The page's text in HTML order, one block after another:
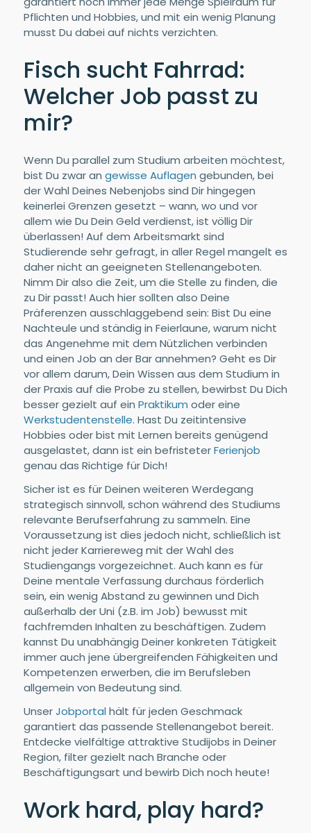
Pflichten und Hobbies, und mit ein wenig Planung
musst Du dabei auf nichts verzichten.
Fisch sucht Fahrrad:
Welcher Job passt zu
mir?
Wenn Du parallel zum Studium arbeiten möchtest,
bist Du zwar an gewisse Auflagen gebunden, bei
der Wahl Deines Nebenjobs sind Dir hingegen
keinerlei Grenzen gesetzt – wann, wo und vor
allem wie Du Dein Geld verdienst, ist völlig Dir
überlassen! Auf dem Arbeitsmarkt sind
Studierende sehr gefragt, in aller Regel mangelt es
daher nicht an geeigneten Stellenangeboten.
Nimm Dir also die Zeit, um die Stelle zu finden, die
zu Dir passt! Auch hier sollten also Deine
Präferenzen ausschlaggebend sein: Bist Du eine
Nachteule und ständig in Feierlaune, warum nicht
das Angenehme mit dem Nützlichen verbinden
und einen Job an der Bar annehmen? Geht es Dir
vor allem darum, Dein Wissen aus dem Studium in
der Praxis auf die Probe zu stellen, bewirbst Du Dich
besser gezielt auf ein Praktikum oder eine
Werkstudentenstelle. Hast Du zeitintensive
Hobbies oder bist mit Lernen bereits genügend
ausgelastet, dann ist ein befristeterFerienjob
genau das Richtige für Dich!
Sicher ist es für Deinen weiteren Werdegang
strategisch sinnvoll, schon während des Studiums
relevante Berufserfahrung zu sammeln. Eine
Voraussetzung ist dies jedoch nicht, schließlich ist
nicht jeder Karriereweg mit der Wahl des
Studiengangs vorgezeichnet. Auch kann es für
Deine mentale Verfassung durchaus förderlich
sein, ein wenig Abstand zu gewinnen und Dich
außerhalb der Uni (z.B. im Job) bewusst mit
fachfremden Inhalten zu beschäftigen. Zudem
kannst Du unabhängig Deiner konkreten Tätigkeit
immer auch jene übergreifenden Fähigkeiten und
Kompetenzen erwerben, die im Berufsleben
allgemein von Bedeutung sind.
UnserJobportalhält für jeden Geschmack
garantiert das passende Stellenangebot bereit.
Entdecke vielfältige attraktive Studijobs in Deiner
Region, filter gezielt nach Branche oder
Beschäftigungsart und bewirb Dich noch heute!
Work hard, play hard?